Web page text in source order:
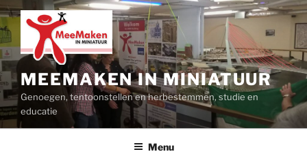
Ga
naar
de
inhoud
MEEMAKEN IN MINIATUUR
Genoegen, tentoonstellen en herbestemmen, studie en
educatie
Menu